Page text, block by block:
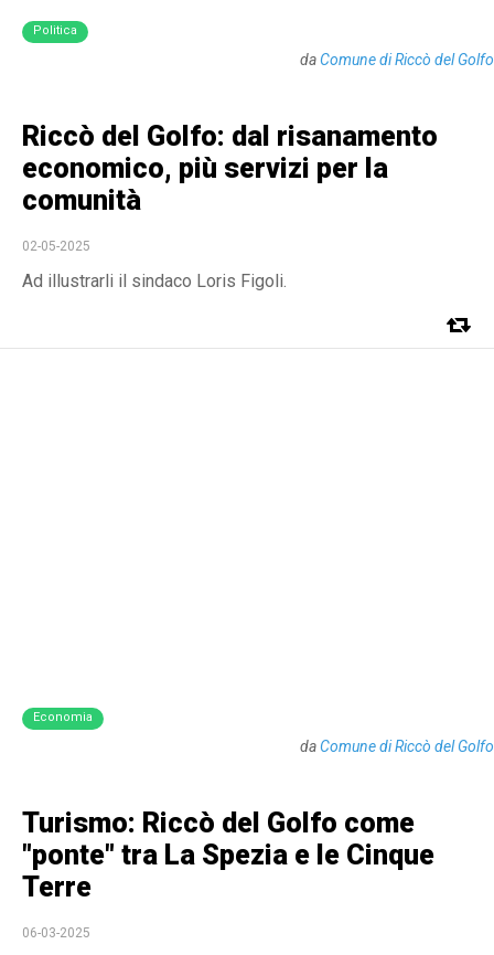
Politica
daComune di Riccò del Golfo
Riccò del Golfo: dal risanamento
economico, più servizi per la
comunità
02-05-2025
Ad illustrarli il sindaco Loris Figoli.
Economia
daComune di Riccò del Golfo
Turismo: Riccò del Golfo come
"ponte" tra La Spezia e le Cinque
Terre
06-03-2025